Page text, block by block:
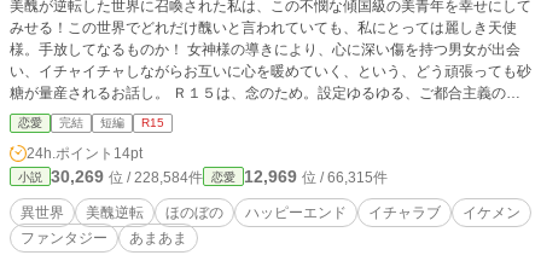
美醜が逆転した世界に召喚された私は、この不憫な傾国級の美青年を幸せにして
みせる！この世界でどれだけ醜いと言われていても、私にとっては麗しき天使
様。手放してなるものか！ 女神様の導きにより、心に深い傷を持つ男女が出会
い、イチャイチャしながらお互いに心を暖めていく、という、どう頑張っても砂
糖が量産されるお話し。 Ｒ１５は、念のため。設定ゆるゆる、ご都合主義の自
己満足な世界のため、合わない方は、読むのをお止めくださいm(__)m ２０話完
結済み 毎日00:00に更新予定
恋愛 完結 短編 R15
24h.ポイント 14pt
小説 30,269 位 / 228,584件 恋愛 12,969 位 / 66,315件
異世界 美醜逆転 ほのぼの ハッピーエンド イチャラブ
イケメン
ファンタジー
あまあま